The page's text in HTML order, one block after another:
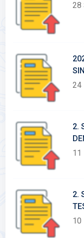
28
24
2.
11
2.
10